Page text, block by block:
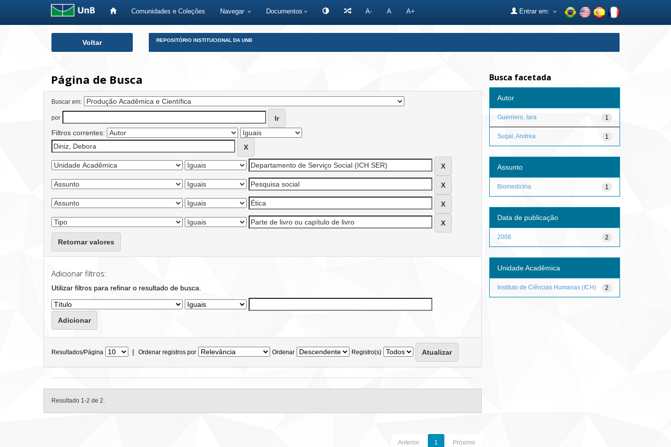
Comunidades e Coleções Navegar Documentos A- A A+ Entrar em:
Voltar REPOSITÓRIO INSTITUCIONAL DA UNB
Página de Busca
Buscar em:
por
Filtros correntes:
Retornar valores
Adicionar filtros:
Utilizar filtros para refinar o resultado de busca.
Resultados/Página | Ordenar registros por Ordenar Registro(s)
Resultado 1-2 de 2.
Anterior 1 Próximo
Busca facetada
Autor
1
Guerriero, Iara
1
Sugai, Andrea
Assunto
1
Biomedicina
Data de publicação
2
2008
Unidade Acadêmica
2
Instituto de Ciências Humanas (ICH)